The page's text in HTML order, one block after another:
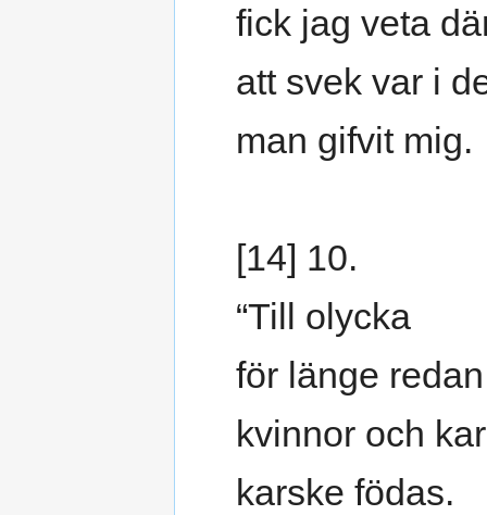
fick jag veta
att svek var i
man gifvit mig.
[14] 10.
“Till olycka
för länge redan
kvinnor och
karske födas.